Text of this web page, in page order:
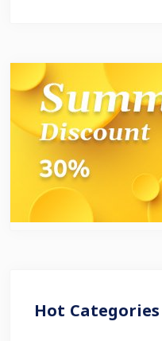
Hot Categories